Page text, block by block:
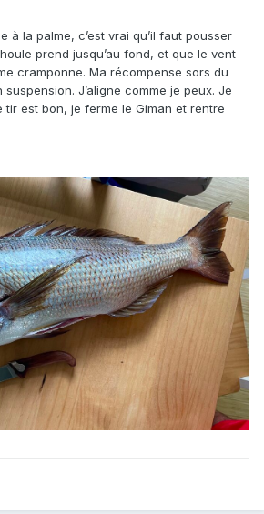
à la palme, c’est vrai qu’il faut pousser
prend jusqu’au fond, et que le vent
cramponne. Ma récompense sors du
J’aligne comme je peux. Je
tir est bon, je ferme le Giman et rentre